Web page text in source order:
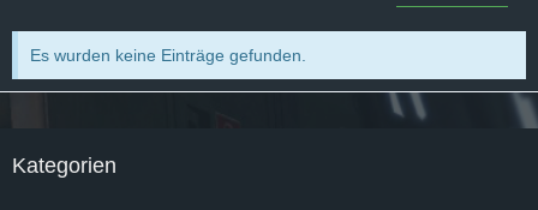
Es wurden keine Einträge gefunden.
Kategorien